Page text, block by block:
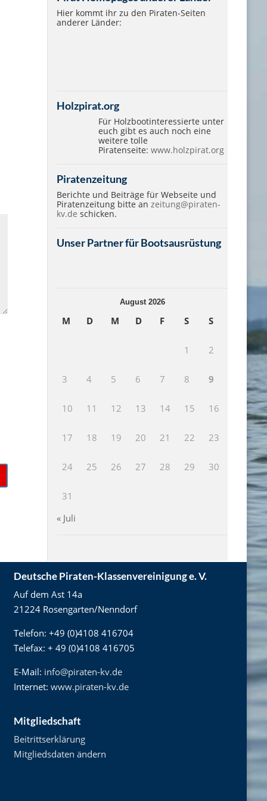
Hier kommt ihr zu den Piraten-Seiten
anderer Länder:
Holzpirat.org
Für Holzbootinteressierte unter
euch gibt es auch noch eine
weitere tolle
Piratenseite:www.holzpirat.org
Piratenzeitung
Berichte und Beiträge für Webseite und
Piratenzeitung bitte anzeitung@piraten-
kv.de schicken.
Unser Partner für Bootsausrüstung
August 2026
M D M D F S S
1 2
3 4 5 6 7 8 9
10 11 12 13 14 15 16
17 18 19 20 21 22 23
24 25 26 27 28 29 30
31
« Juli
Deutsche Piraten-Klassenvereinigung e. V.
Auf dem Ast 14a
21224 Rosengarten/Nenndorf
Telefon: +49 (0)4108 416704
Telefax: + 49 (0)4108 416705
E-Mail: info@piraten-kv.de
Internet: www.piraten-kv.de
Mitgliedschaft
Beitrittserklärung
Mitgliedsdaten ändern